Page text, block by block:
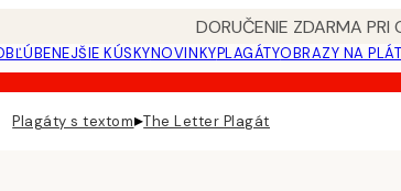
DORUČENIE ZDARMA
KÚSKYNOVINKYPLAGÁTYOBRAZY NA
Plagáty s textom▸The Letter Plagát